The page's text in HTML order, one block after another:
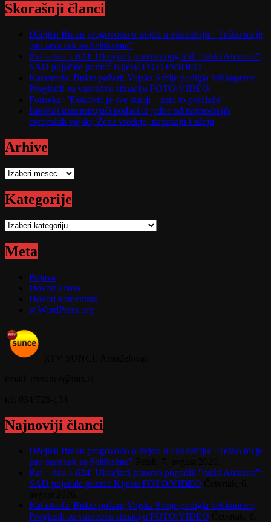
Skorašnji članci
Džejlen Braun progovorio o trejdu u Filadelfiju: "Teško mi je
pao rastanak sa Seltiksima"
Rat – dan 1.624: Ukrajinci ponovo pogodili "ruski Amazon";
SAD pojačale pomoć Kijevu FOTO/VIDEO
Katastrofa: Bukte požari; Vojska Srbije podigla helikoptere;
Proglasili su vanrednu situaciju FOTO/VIDEO
Fonseka: "Đoković je sve stariji – zato to predlaže"
Isplivali uznemirujući podaci iz jedne od najmoćnijih
evropskih vojski; Žene vređaju, napadaju i siluju
Arhive
Arhive
Kategorije
Kategorije
Meta
Prijava
Dovod unosa
Dovod komentara
sr.WordPress.org
Najnoviji članci
Džejlen Braun progovorio o trejdu u Filadelfiju: "Teško mi je
pao rastanak sa Seltiksima"
Rat – dan 1.624: Ukrajinci ponovo pogodili "ruski Amazon";
SAD pojačale pomoć Kijevu FOTO/VIDEO
Katastrofa: Bukte požari; Vojska Srbije podigla helikoptere;
Proglasili su vanrednu situaciju FOTO/VIDEO